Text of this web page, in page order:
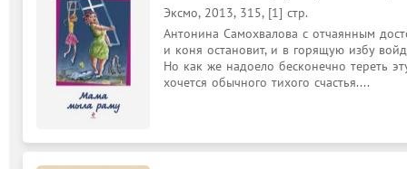
Эксмо, 2013, 315, [1] стр.
Антонина Самохвалова с отчаянным
и коня остановит, и в горящую избу
Но как же надоело бесконечно тереть
хочется обычного тихого счастья....